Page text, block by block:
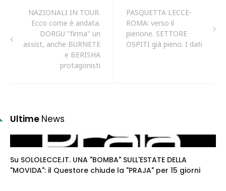
NAZIONALI IN TOUR.
Ecco come è andata.
DORGU "firma" un
assist, anche BURNETE
e BERISHA
protagonisti
PASQUETTA LECCE-
ROMA: verso il
pienone. SETTORE
OSPITI già pieno. I dati
Ultime News
Su SOLOLECCE.IT. UNA "BOMBA" SULL'ESTATE DELLA
"MOVIDA": il Questore chiude la "PRAJA" per 15 giorni